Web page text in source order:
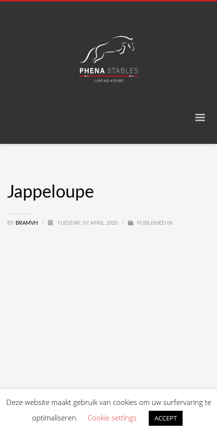
Jappeloupe
BY BRAMVH / TUESDAY, 07 APRIL 2020 / PUBLISHED IN
Deze website maakt gebruik van cookies om uw surfervaring te
optimaliseren.
Cookie settings ACCEPT